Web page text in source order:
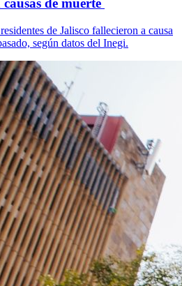
de muerte
de Jalisco fallecieron a causa
según datos del Inegi.